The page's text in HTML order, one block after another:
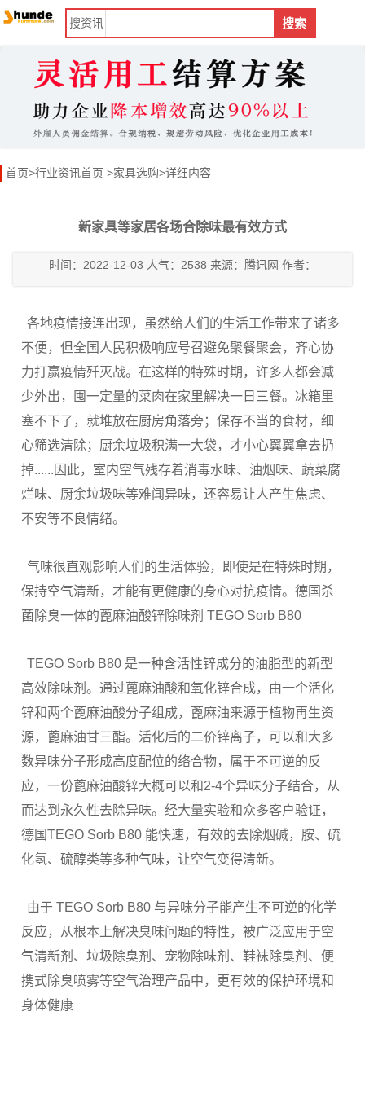
搜资讯 搜索
首页>行业资讯首页 >家具选购>详细内容
新家具等家居各场合除味最有效方式
时间：2022-12-03 人气：2538 来源：腾讯网 作者：
各地疫情接连出现，虽然给人们的生活工作带来了诸多
不便，但全国人民积极响应号召避免聚餐聚会，齐心协
力打赢疫情歼灭战。在这样的特殊时期，许多人都会减
少外出，囤一定量的菜肉在家里解决一日三餐。冰箱里
塞不下了，就堆放在厨房角落旁；保存不当的食材，细
心筛选清除；厨余垃圾积满一大袋，才小心翼翼拿去扔
掉......因此，室内空气残存着消毒水味、油烟味、蔬菜腐
烂味、厨余垃圾味等难闻异味，还容易让人产生焦虑、
不安等不良情绪。
气味很直观影响人们的生活体验，即使是在特殊时期，
保持空气清新，才能有更健康的身心对抗疫情。德国杀
菌除臭一体的蓖麻油酸锌除味剂 TEGO Sorb B80
TEGO Sorb B80 是一种含活性锌成分的油脂型的新型
高效除味剂。通过蓖麻油酸和氧化锌合成，由一个活化
锌和两个蓖麻油酸分子组成，蓖麻油来源于植物再生资
源，蓖麻油甘三酯。活化后的二价锌离子，可以和大多
数异味分子形成高度配位的络合物，属于不可逆的反
应，一份蓖麻油酸锌大概可以和2-4个异味分子结合，从
而达到永久性去除异味。经大量实验和众多客户验证，
德国TEGO Sorb B80 能快速，有效的去除烟碱，胺、硫
化氢、硫醇类等多种气味，让空气变得清新。
由于 TEGO Sorb B80 与异味分子能产生不可逆的化学
反应，从根本上解决臭味问题的特性，被广泛应用于空
气清新剂、垃圾除臭剂、宠物除味剂、鞋袜除臭剂、便
携式除臭喷雾等空气治理产品中，更有效的保护环境和
身体健康